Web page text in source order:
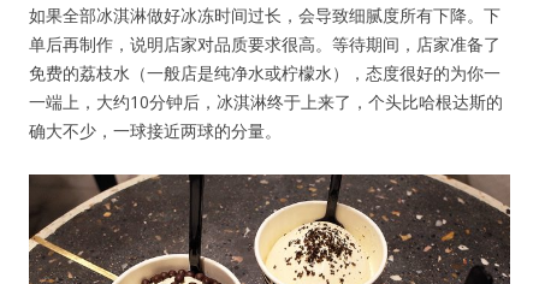
如果全部冰淇淋做好冰冻时间过长，会导致细腻度所有下降。下
单后再制作，说明店家对品质要求很高。等待期间，店家准备了
免费的荔枝水（一般店是纯净水或柠檬水），态度很好的为你一
一端上，大约10分钟后，冰淇淋终于上来了，个头比哈根达斯的
确大不少，一球接近两球的分量。